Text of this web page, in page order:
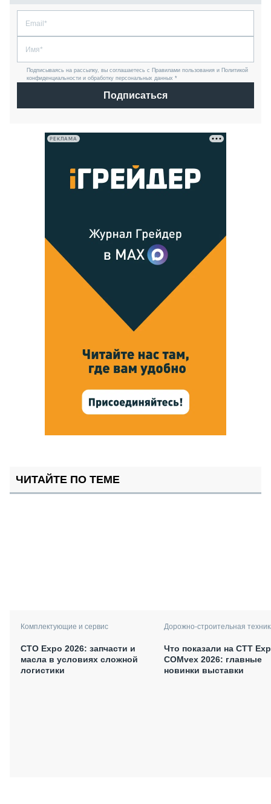
Подписываясь на рассылку, вы соглашаетесь с Правилами пользования и Политикой
конфиденциальности и обработку персональных данных *
Подписаться
РЕКЛАМА
ЧИТАЙТЕ ПО ТЕМЕ
Комплектующие и сервис
СТО Expo 2026: запчасти и
масла в условиях сложной
логистики
Дорожно-строительная
Что показали на CTT
COMvex 2026: главные
новинки выставки